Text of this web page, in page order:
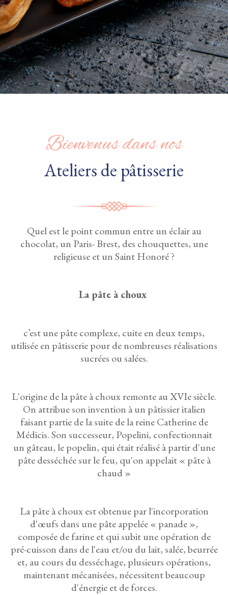
Bienvenus dans nos
Ateliers de pâtisserie
Quel est le point commun entre un éclair au
chocolat, un Paris- Brest, des chouquettes, une
religieuse et un Saint Honoré ?
La pâte à choux
c’est une pâte complexe, cuite en deux temps,
utilisée en pâtisserie pour de nombreuses réalisations
sucrées ou salées.
L'origine de la pâte à choux remonte au XVIe siècle.
On attribue son invention à un pâtissier italien
faisant partie de la suite de la reine Catherine de
Médicis. Son successeur, Popelini, confectionnait
un gâteau, le popelin, qui était réalisé à partir d'une
pâte desséchée sur le feu, qu'on appelait « pâte à
chaud »
La pâte à choux est obtenue par l'incorporation
d'œufs dans une pâte appelée « panade »,
composée de farine et qui subit une opération de
pré-cuisson dans de l'eau et/ou du lait, salée, beurrée
et, au cours du desséchage, plusieurs opérations,
maintenant mécanisées, nécessitent beaucoup
d'énergie et de forces.